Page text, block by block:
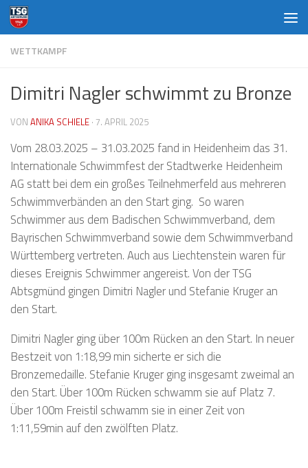
Zum Inhalt springen
WETTKAMPF
Dimitri Nagler schwimmt zu Bronze
VON ANIKA SCHIELE · 7. APRIL 2025
Vom 28.03.2025 – 31.03.2025 fand in Heidenheim das 31.
Internationale Schwimmfest der Stadtwerke Heidenheim
AG statt bei dem ein großes Teilnehmerfeld aus mehreren
Schwimmverbänden an den Start ging. So waren
Schwimmer aus dem Badischen Schwimmverband, dem
Bayrischen Schwimmverband sowie dem Schwimmverband
Württemberg vertreten. Auch aus Liechtenstein waren für
dieses Ereignis Schwimmer angereist. Von der TSG
Abtsgmünd gingen Dimitri Nagler und Stefanie Kruger an
den Start.
Dimitri Nagler ging über 100m Rücken an den Start. In neuer
Bestzeit von 1:18,99 min sicherte er sich die
Bronzemedaille. Stefanie Kruger ging insgesamt zweimal an
den Start. Über 100m Rücken schwamm sie auf Platz 7.
Über 100m Freistil schwamm sie in einer Zeit von
1:11,59min auf den zwölften Platz.